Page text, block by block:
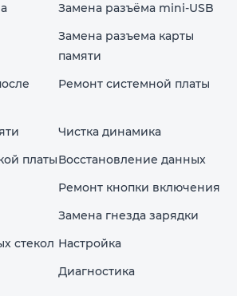
Замена разъёма mini-USB
Замена разъема карты
памяти
Ремонт системной платы
Чистка динамика
платыВосстановление данных
Ремонт кнопки включения
Замена гнезда зарядки
стекол Настройка
Диагностика